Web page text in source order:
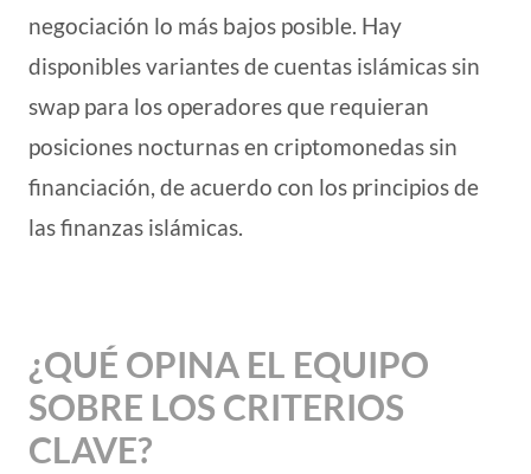
negociación lo más bajos posible. Hay
disponibles variantes de cuentas islámicas sin
swap para los operadores que requieran
posiciones nocturnas en criptomonedas sin
financiación, de acuerdo con los principios de
las finanzas islámicas.
¿QUÉ OPINA EL EQUIPO
SOBRE LOS CRITERIOS
CLAVE?